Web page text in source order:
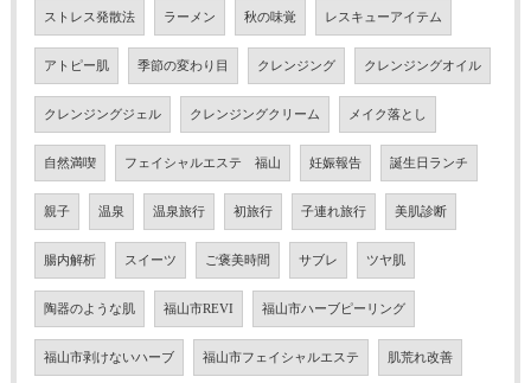
ストレス発散法 ラーメン 秋の味覚 レスキューアイテム
アトピー肌 季節の変わり目 クレンジング クレンジングオイル
クレンジングジェル クレンジングクリーム メイク落とし
自然満喫 フェイシャルエステ 福山 妊娠報告 誕生日ランチ
親子 温泉 温泉旅行 初旅行 子連れ旅行 美肌診断
腸内解析 スイーツ ご褒美時間 サブレ ツヤ肌
陶器のような肌 福山市REVI 福山市ハーブピーリング
福山市剥けないハーブ 福山市フェイシャルエステ 肌荒れ改善